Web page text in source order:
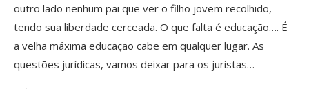
outro lado nenhum pai que ver o filho jovem recolhido,
tendo sua liberdade cerceada. O que falta é educação…. É
a velha máxima educação cabe em qualquer lugar. As
questões jurídicas, vamos deixar para os juristas…